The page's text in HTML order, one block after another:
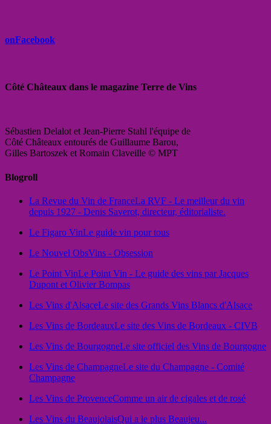
onFacebook
Côté Châteaux dans le magazine Terre de Vins
Sébastien Delalot et Jean-Pierre Stahl l'équipe de
Côté Châteaux entourés de Guillaume Barou,
Gilles Bartoszek et Romain Claveille © MPT
Blogroll
La Revue du Vin de FranceLa RVF - Le meilleur du vin
depuis 1927 - Denis Saverot, directeur, éditorialiste.
Le Figaro VinLe guide vin pour tous
Le Nouvel ObsVins - Obsession
Le Point VinLe Point Vin - Le guide des vins par Jacques
Dupont et Olivier Bompas
Les Vins d'AlsaceLe site des Grands Vins Blancs d'Alsace
Les Vins de BordeauxLe site des Vins de Bordeaux - CIVB
Les Vins de BourgogneLe site officiel des Vins de Bourgogne
Les Vins de ChampagneLe site du Champagne - Comité
Champagne
Les Vins de ProvenceComme un air de cigales et de rosé
Les Vins du BeaujolaisQui a le plus Beaujeu...